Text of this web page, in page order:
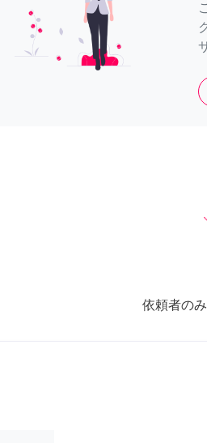
依頼者の